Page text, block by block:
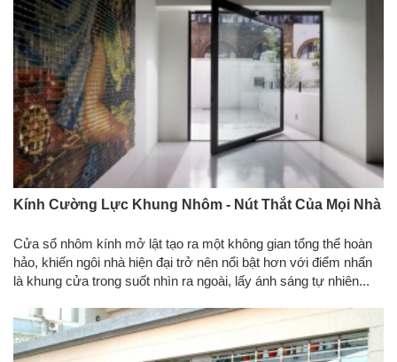
Kính Cường Lực Khung Nhôm - Nút Thắt Của Mọi Nhà
Cửa sổ nhôm kính mở lật tạo ra một không gian tổng thể hoàn
hảo, khiến ngôi nhà hiện đại trở nên nổi bật hơn với điểm nhấn
là khung cửa trong suốt nhìn ra ngoài, lấy ánh sáng tự nhiên...